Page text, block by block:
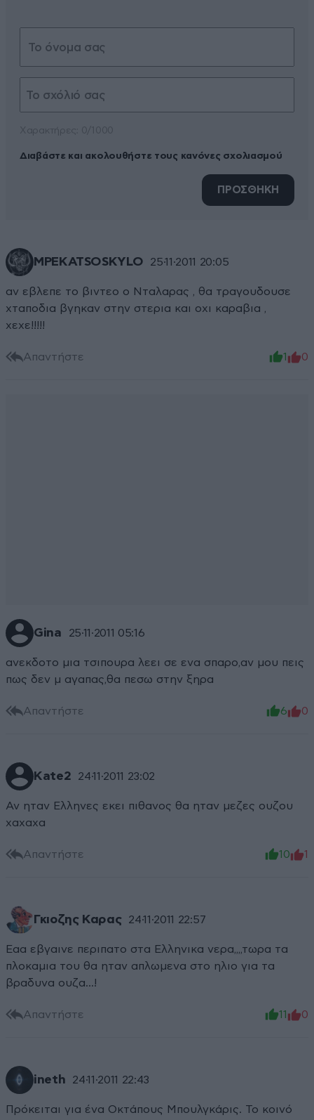
Διαβάστε και ακολουθήστε τους κανόνες σχολιασμού
ΠΡΟΣΘΗΚΗ
MPEKATSOSKYLO 25·11·2011 20:05
αν εβλεπε το βιντεο ο Νταλαρας , θα τραγουδουσε
χταποδια βγηκαν στην στερια και οχι καραβια ,
χεχε!!!!!
Απαντήστε 1 0
Gina 25·11·2011 05:16
ανεκδοτο μια τσιπουρα λεει σε ενα σπαρο,αν μου πεις
πως δεν μ αγαπας,θα πεσω στην ξηρα
Απαντήστε 6 0
Kate2 24·11·2011 23:02
Αν ηταν Ελληνες εκει πιθανος θα ηταν μεζες ουζου
χαχαχα
Απαντήστε 10 1
Γκιοζης Καρας 24·11·2011 22:57
Εαα εβγαινε περιπατο στα Ελληνικα νερα,,,,τωρα τα
πλοκαμια του θα ηταν απλωμενα στο ηλιο για τα
βραδυνα ουζα...!
Απαντήστε 11 0
ineth 24·11·2011 22:43
Πρόκειται για ένα Οκτάπους Μπουλγκάρις. Το κοινό